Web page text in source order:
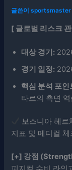
글쓴이
[ 글로벌 리스크
대상 경기:
경기 일정:
핵심 분석 포인
타르의 측면
보스니아 헤르
지표 및 메디컬 체
[+] 강점